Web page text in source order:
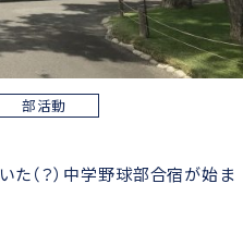
部活動
た（？）中学野球部合宿が始ま